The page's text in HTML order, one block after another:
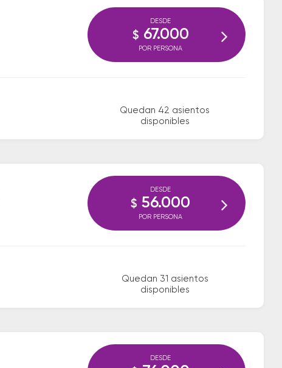
Quedan 42 asientos
disponibles
DESDE
$ 67.000
POR PERSONA
Quedan 31 asientos
disponibles
DESDE
$ 56.000
POR PERSONA
DESDE